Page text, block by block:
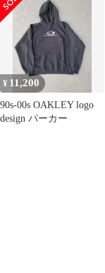
ー
¥ 11,200
90s-00s OAKLEY logo
design パーカー